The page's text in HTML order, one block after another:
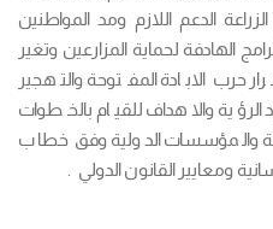
الدعم اللازم ومد المواطنين
الهادفة لحماية المزارعين وتغير
حرب الابادة المفتوحة والتهجير
الرؤية والاهداف للقيام بالخطوات
والمؤسسات الدولية وفق خطاب
ومعايير القانون الدولي .